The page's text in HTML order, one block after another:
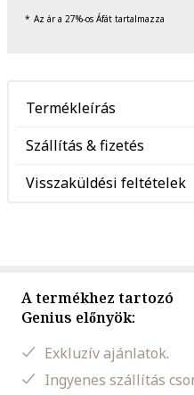
Az ár a 27%-os Áfát tartalmazza
Termékleírás
Szállítás & fizetés
Visszaküldési feltételek
A termékhez tartozó
Genius előnyök:
Exkluzív ajánlatok.
Ingyenes szállítás